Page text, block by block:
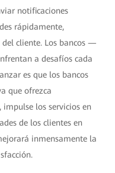
notificaciones
rápidamente,
cliente. Los bancos —
a desafíos cada
es que los bancos
que ofrezca
los servicios en
de los clientes en
inmensamente la